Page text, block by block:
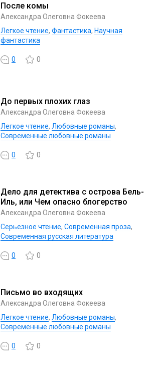
После комы
Александра Олеговна Фокеева
Легкое чтение, Фантастика, Научная
фантастика
0 0
До первых плохих глаз
Александра Олеговна Фокеева
Легкое чтение, Любовные романы,
Современные любовные романы
0 0
Дело для детектива с острова Бель-
Иль, или Чем опасно блогерство
Александра Олеговна Фокеева
Серьезное чтение, Современная проза,
Современная русская литература
0 0
Письмо во входящих
Александра Олеговна Фокеева
Легкое чтение, Любовные романы,
Современные любовные романы
0 0